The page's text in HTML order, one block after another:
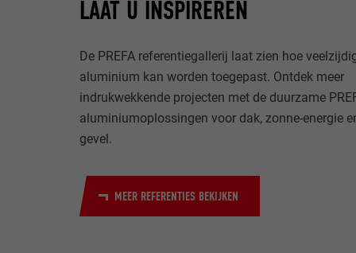
LAAT U INSPIREREN
De PREFA referentiegallerij laat zien hoe
aluminium kan worden toegepast. Ontdek meer
indrukwekkende projecten met de duurzame
aluminiumoplossingen voor dak, zonne-energie
gevel.
MEER REFERENTIES BEKIJKEN
NAAM
AANBIEDER
VERVALTIJD
MARKETING &
"Marketing &
gebruikt om
websites te
meer nodig